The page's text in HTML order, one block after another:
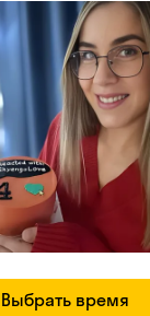
Выбрать время